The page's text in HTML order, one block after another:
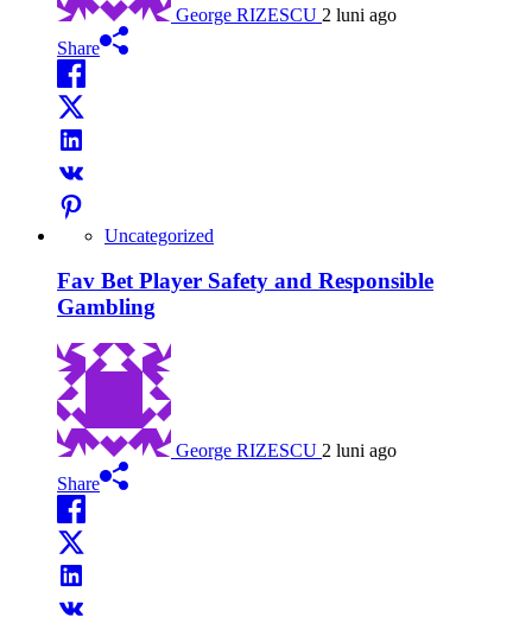
George RIZESCU 2 luni ago
Share
Uncategorized
Fav Bet Player Safety and Responsible
Gambling
George RIZESCU 2 luni ago
Share